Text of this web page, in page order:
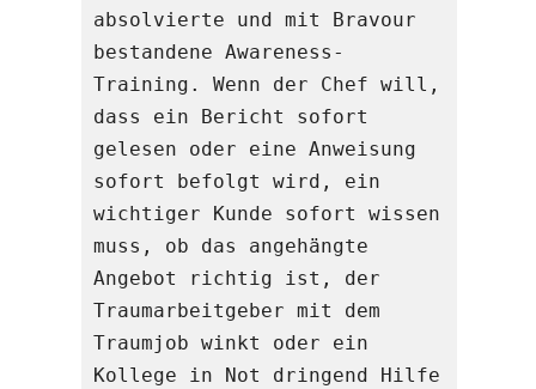
absolvierte und mit Bravour
bestandene Awareness-
Training. Wenn der Chef will,
dass ein Bericht sofort
gelesen oder eine Anweisung
sofort befolgt wird, ein
wichtiger Kunde sofort wissen
muss, ob das angehängte
Angebot richtig ist, der
Traumarbeitgeber mit dem
Traumjob winkt oder ein
Kollege in Not dringend Hilfe